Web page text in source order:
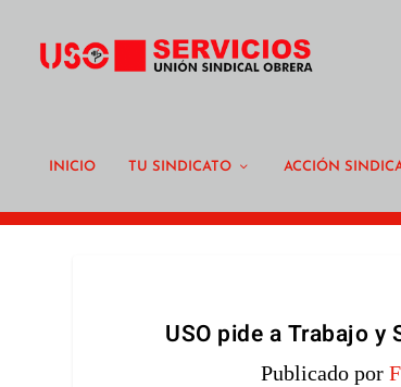
INICIO TU SINDICATO ACCIÓN
USO pide a Trabajo y
Publicado por